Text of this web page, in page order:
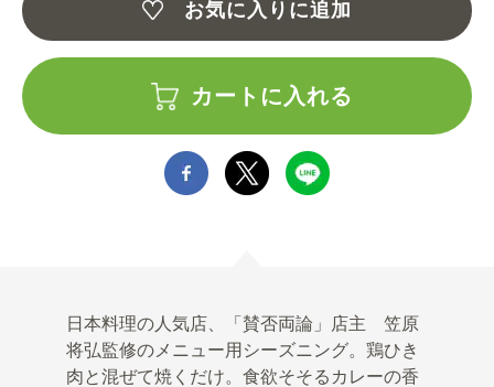
お気に入りに追加
カートに入れる
日本料理の人気店、「賛否両論」店主 笠原
将弘監修のメニュー用シーズニング。鶏ひき
肉と混ぜて焼くだけ。食欲そそるカレーの香